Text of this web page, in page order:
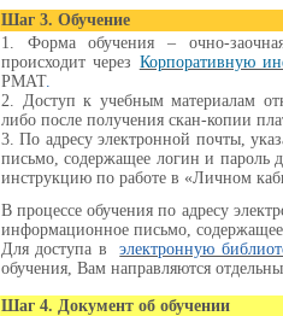
Шаг 3. Обучение
1. Форма обучения – очно-
происходит через Корпоративную
РМАТ.
2. Доступ к учебным материалам
либо после получения скан-копии
3. По адресу электронной почты,
письмо, содержащее логин и пароль
инструкцию по работе в «Личном
В процессе обучения по адресу
информационное письмо,
Для доступа в
электронную
обучения, Вам направляются
Шаг 4. Документ об обучении